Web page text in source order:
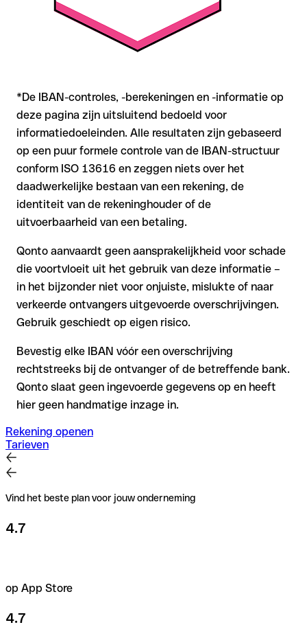
*De IBAN-controles, -berekeningen en -informatie op
deze pagina zijn uitsluitend bedoeld voor
informatiedoeleinden. Alle resultaten zijn gebaseerd
op een puur formele controle van de IBAN-structuur
conform ISO 13616 en zeggen niets over het
daadwerkelijke bestaan van een rekening, de
identiteit van de rekeninghouder of de
uitvoerbaarheid van een betaling.
Qonto aanvaardt geen aansprakelijkheid voor schade
die voortvloeit uit het gebruik van deze informatie –
in het bijzonder niet voor onjuiste, mislukte of naar
verkeerde ontvangers uitgevoerde overschrijvingen.
Gebruik geschiedt op eigen risico.
Bevestig elke IBAN vóór een overschrijving
rechtstreeks bij de ontvanger of de betreffende bank.
Qonto slaat geen ingevoerde gegevens op en heeft
hier geen handmatige inzage in.
Rekening openen
Tarieven
Vind het beste plan voor jouw onderneming
4.7
op App Store
4.7